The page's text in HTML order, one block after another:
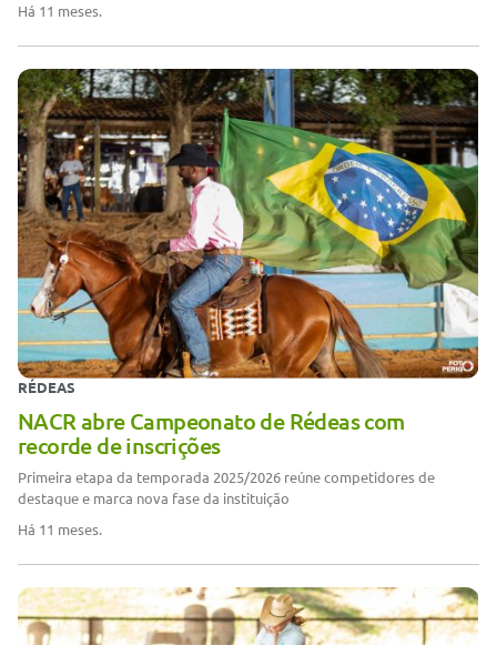
Há 11 meses.
RÉDEAS
NACR abre Campeonato de Rédeas com
recorde de inscrições
Primeira etapa da temporada 2025/2026 reúne competidores de
destaque e marca nova fase da instituição
Há 11 meses.